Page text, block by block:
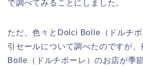
で調べてみることにしました。
ただ、色々とDolci Bolle（ドルチボ
引セールについて調べたのですが
Bolle（ドルチボーレ）のお店が季